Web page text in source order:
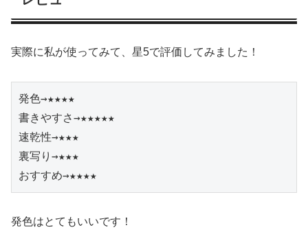
実際に私が使ってみて、星5で評価してみました！
発色→★★★★
書きやすさ→★★★★★
速乾性→★★★
裏写り→★★★
おすすめ→★★★★
発色はとてもいいです！